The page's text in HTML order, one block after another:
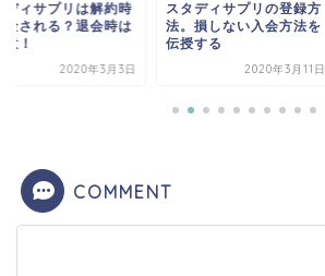
ディサプリは解約時
金される？退会時は
！
2020年3月3日
スタディサプリの登録方
法。損しない入会方法を
伝授する
2020年3月11日
COMMENT